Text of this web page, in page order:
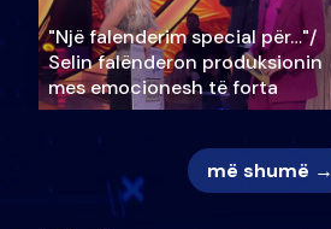
"Një falenderim special për…"/
Selin falënderon produksionin
mes emocionesh të forta
më shumë →